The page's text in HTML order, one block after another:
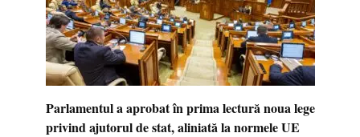
Parlamentul a aprobat în prima lectură noua lege
privind ajutorul de stat, aliniată la normele UE